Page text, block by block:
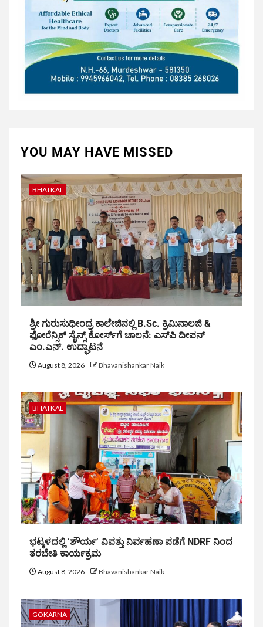
YOU MAY HAVE MISSED
BHATKAL
ಶ್ರೀ ಗುರುಸುಧೀಂದ್ರ ಕಾಲೇಜಿನಲ್ಲಿ B.Sc. ಕ್ರಿಮಿನಾಲಜಿ &
ಫೋರೆನ್ಸಿಕ್ ಸೈನ್ಸ್ ಕೋರ್ಸ್‌ಗೆ ಚಾಲನೆ: ಎಸ್‌ಪಿ ದೀಪನ್
ಎಂ.ಎನ್. ಉದ್ಘಾಟನೆ
August 8, 2026 Bhavanishankar Naik
BHATKAL
ಭಟ್ಕಳದಲ್ಲಿ ‘ಶೌರ್ಯ’ ವಿಪತ್ತು ನಿರ್ವಹಣಾ ಪಡೆಗೆ NDRF ನಿಂದ
ತರಬೇತಿ ಕಾರ್ಯಕ್ರಮ
August 8, 2026 Bhavanishankar Naik
GOKARNA